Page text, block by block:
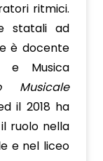
ritmici.
statali ad
è docente
e Musica
Musicale
il 2018 ha
ruolo nella
e nel liceo